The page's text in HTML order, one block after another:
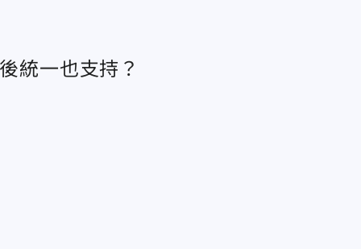
統一也支持？